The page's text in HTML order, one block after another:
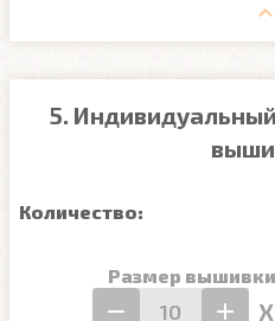
5.
Количество:
Размер
Х